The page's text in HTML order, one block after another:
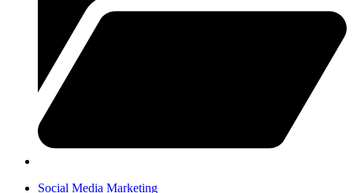
Social Media Marketing